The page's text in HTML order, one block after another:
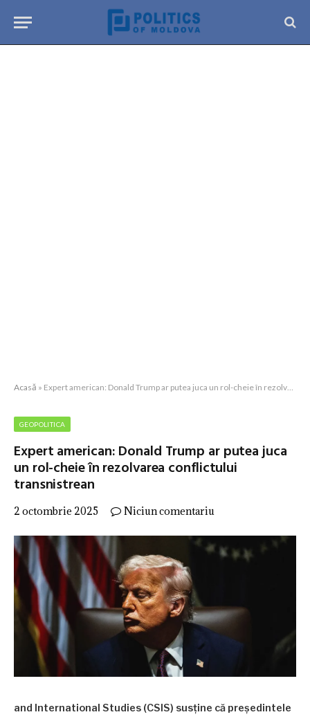
Acasă » Expert american: Donald Trump ar putea juca un rol-cheie în rezolvarea conflictului transnistrean
GEOPOLITICA
Expert american: Donald Trump ar putea juca
un rol-cheie în rezolvarea conflictului
transnistrean
2 octombrie 2025 Niciun comentariu
and International Studies (CSIS) susține că președintele